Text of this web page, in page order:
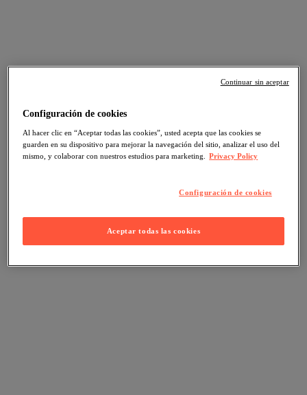
Configuración de cookies
Al hacer clic en “Aceptar todas las cookies”, usted acepta que las cookies se
guarden en su dispositivo para mejorar la navegación del sitio, analizar el uso del
mismo, y colaborar con nuestros estudios para marketing. Privacy Policy
Configuración de cookies
Aceptar todas las cookies
Continuar sin aceptar